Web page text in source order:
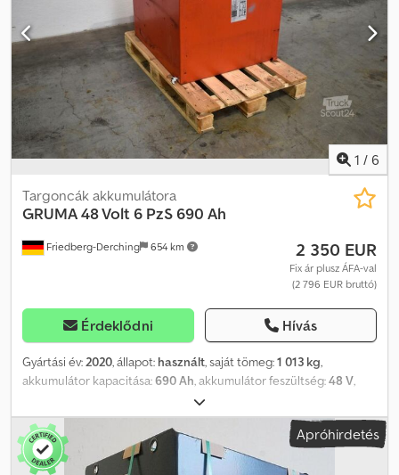
fedélzeti IP66 töltővel, Can-Bus csatlakozással. Teljes feltöltés
töltési ideje: kb. 2,5 óra. Bemeneti feszültség: 1 fázis, 230V/N/PE, 50
Hz, töltőkábel REMA 160A töltőcsatlakozóval a járműhöz, 80A
készülék 2,5 m tartós spirálhálózati kábellel, Schuko 16A dugóval,
integrált elindulásvédelmi rendszerrel. Djdpfx Aljztgqms Nekr
1 / 6
Friedberg-Derching 654 km
Targoncák akkumulátora
GRUMA48 Volt 6 PzS 690 Ah
2 350 EUR
Fix ár plusz ÁFA-val
(2 796 EUR bruttó)
Érdeklődni Hívás
Gyártási év:2020, állapot: használt, saját tömeg:1 013 kg,
akkumulátor kapacitása:690 Ah, akkumulátor feszültség:48 V,
Akkumulátor típusa: 48 V, 6 PzS 690 Ah, Aquamatic rendszerrel
ellátott akkumulátor, DIN A méretű akkumulátortartó, akkumulátor
méretei: 830 x 738 x 627 mm, járműcsatlakozó: MRC 160A, hatásfok:
69%, használt GRUMA hajtóakkumulátor 48V 6PzS 690Ah, acélból
Apróhirdetés